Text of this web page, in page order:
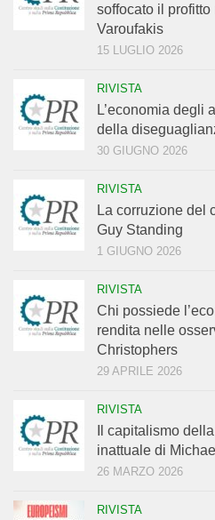
soffocato il
Varoufakis
15 LUGLIO 2026
RIVISTA
L’economia degli
della
30 GIUGNO 2026
RIVISTA
La corruzione del
Guy Standing
1 GIUGNO 2026
RIVISTA
Chi possiede
rendita nelle
Christophers
29 APRILE 2026
RIVISTA
Il capitalismo
inattuale di
26 MARZO 2026
RIVISTA